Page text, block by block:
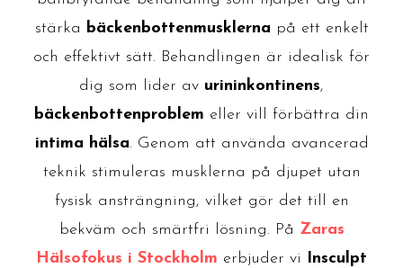
stärka bäckenbottenmusklerna på ett enkelt
och effektivt sätt. Behandlingen är idealisk för
dig som lider av urininkontinens,
bäckenbottenproblem eller vill förbättra din
intima hälsa. Genom att använda avancerad
teknik stimuleras musklerna på djupet utan
fysisk ansträngning, vilket gör det till en
bekväm och smärtfri lösning. På Zaras
Hälsofokus i Stockholm erbjuder vi Insculpt